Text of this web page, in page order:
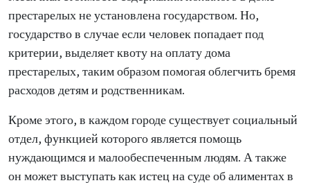
престарелых не установлена государством. Но,
государство в случае если человек попадает под
критерии, выделяет квоту на оплату дома
престарелых, таким образом помогая облегчить бремя
расходов детям и родственникам.
Кроме этого, в каждом городе существует социальный
отдел, функцией которого является помощь
нуждающимся и малообеспеченным людям. А также
он может выступать как истец на суде об алиментах в